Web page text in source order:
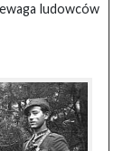
ludowców